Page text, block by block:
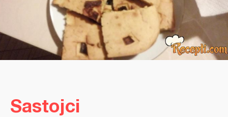
Sastojci